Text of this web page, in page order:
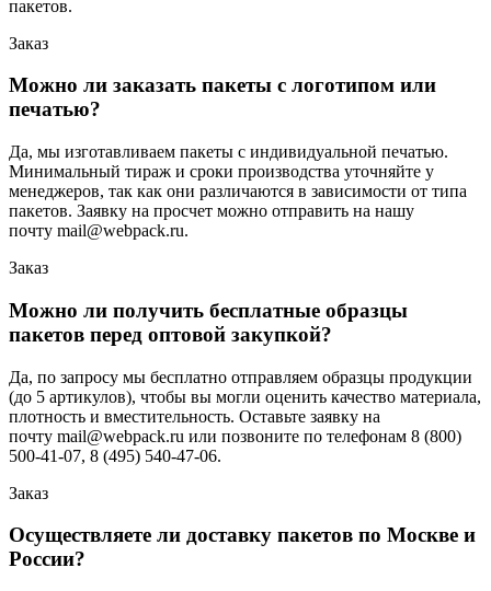
пакетов.
Заказ
Можно ли заказать пакеты с логотипом или
печатью?
Да, мы изготавливаем пакеты с индивидуальной печатью.
Минимальный тираж и сроки производства уточняйте у
менеджеров, так как они различаются в зависимости от типа
пакетов. Заявку на просчет можно отправить на нашу
почту mail@webpack.ru.
Заказ
Можно ли получить бесплатные образцы
пакетов перед оптовой закупкой?
Да, по запросу мы бесплатно отправляем образцы продукции
(до 5 артикулов), чтобы вы могли оценить качество материала,
плотность и вместительность. Оставьте заявку на
почту mail@webpack.ru или позвоните по телефонам 8 (800)
500-41-07, 8 (495) 540-47-06.
Заказ
Осуществляете ли доставку пакетов по Москве и
России?